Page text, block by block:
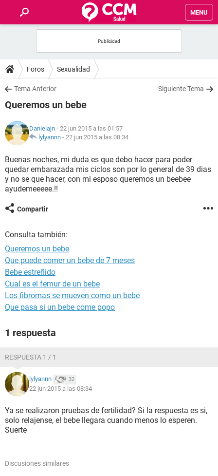
MENU
FOROS
SALUD
FAMILIA
NUTRICIÓN
BIENESTAR
SEXUALIDAD
GLOSARIO
Foros Sexualidad
Tema Anterior Siguiente Tema
Queremos un bebe
Danielajn - 22 jun 2015 a las 01:57
lylyannn - 22 jun 2015 a las 08:34
Buenas noches, mi duda es que debo hacer para poder
quedar embarazada mis ciclos son por lo general de 39 dias
y no se que hacer, con mi esposo queremos un beebee
ayudemeeeee.!!
Compartir
Consulta también:
Queremos un bebe
Que puede comer un bebe de 7 meses
Bebe estreñido
Cual es el femur de un bebe
Los fibromas se mueven como un bebe
Que pasa si un bebe come popo
1 respuesta
RESPUESTA 1 / 1
lylyannn 32
22 jun 2015 a las 08:34
Ya se realizaron pruebas de fertilidad? Si la respuesta es si,
solo relajense, el bebe llegara cuando menos lo esperen.
Suerte
Discusiones similares